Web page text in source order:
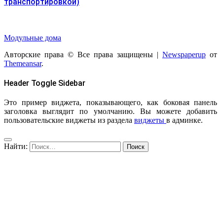
Модульные дома
Авторские права © Все права защищены | Newspaperup от
Themeansar.
Header Toggle Sidebar
Это пример виджета, показывающего, как боковая панель
заголовка выглядит по умолчанию. Вы можете добавить
пользовательские виджеты из раздела виджеты в админке.
Найти: